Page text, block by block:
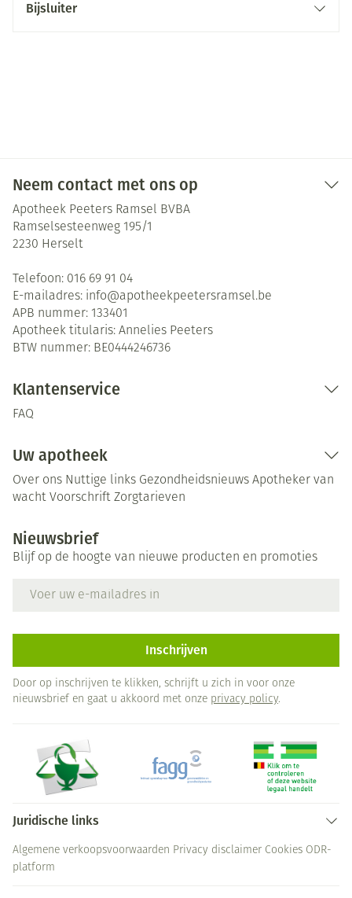
Bijsluiter
Neem contact met ons op
Apotheek Peeters Ramsel BVBA
Ramselsesteenweg 195/1
2230 Herselt
Telefoon: 016 69 91 04
E-mailadres: info@apotheekpeetersramsel.be
APB nummer: 133401
Apotheek titularis: Annelies Peeters
BTW nummer: BE0444246736
Klantenservice
FAQ
Uw apotheek
Over ons Nuttige links Gezondheidsnieuws Apotheker van
wacht Voorschrift Zorgtarieven
Nieuwsbrief
Blijf op de hoogte van nieuwe producten en promoties
Inschrijven
Door op inschrijven te klikken, schrijft u zich in voor onze
nieuwsbrief en gaat u akkoord met onze privacy policy.
Juridische links
Algemene verkoopsvoorwaarden Privacy disclaimer Cookies ODR-
platform